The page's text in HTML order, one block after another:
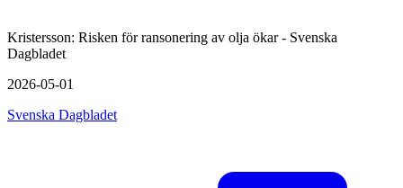
Kristersson: Risken för ransonering av olja ökar - Svenska
Dagbladet
2026-05-01
Svenska Dagbladet